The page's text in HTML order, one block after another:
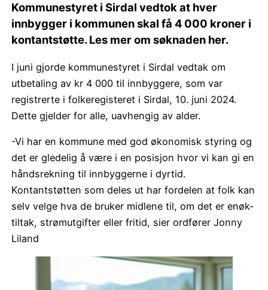
Kommunestyret i Sirdal vedtok at hver
innbygger i kommunen skal få 4 000 kroner i
kontantstøtte. Les mer om søknaden her.
I juni gjorde kommunestyret i Sirdal vedtak om
utbetaling av kr 4 000 til innbyggere, som var
registrerte i folkeregisteret i Sirdal, 10. juni 2024.
Dette gjelder for alle, uavhengig av alder.
-Vi har en kommune med god økonomisk styring og
det er gledelig å være i en posisjon hvor vi kan gi en
håndsrekning til innbyggerne i dyrtid.
Kontantstøtten som deles ut har fordelen at folk kan
selv velge hva de bruker midlene til, om det er enøk-
tiltak, strømutgifter eller fritid, sier ordfører Jonny
Liland